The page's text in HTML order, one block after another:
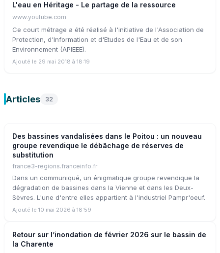
L'eau en Héritage - Le partage de la ressource
www.youtube.com
Ce court métrage a été réalisé à l'initiative de l'Association de
Protection, d'Information et d'Etudes de l'Eau et de son
Environnement (APIEEE).
Ajouté le 29 mai 2018 à 18:19
Articles 32
Des bassines vandalisées dans le Poitou : un nouveau
groupe revendique le débâchage de réserves de
substitution
france3-regions.franceinfo.fr
Dans un communiqué, un énigmatique groupe revendique la
dégradation de bassines dans la Vienne et dans les Deux-
Sèvres. L'une d'entre elles appartient à l'industriel Pampr'oeuf.
Ajouté le 10 mai 2026 à 18:59
Retour sur l’inondation de février 2026 sur le bassin de
la Charente